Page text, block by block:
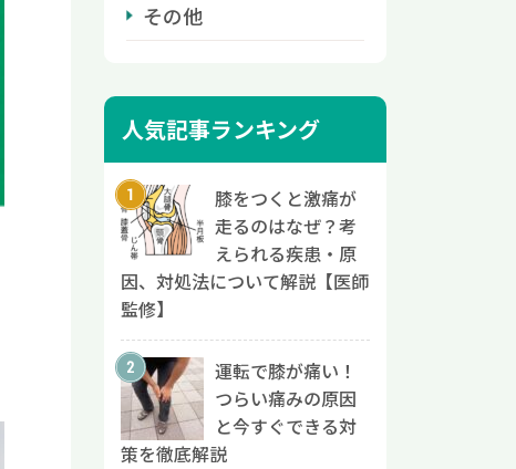
その他
人気記事ランキング
膝をつくと激痛が
走るのはなぜ？考
えられる疾患・原
因、対処法について解説【医師
監修】
運転で膝が痛い！
つらい痛みの原因
と今すぐできる対
策を徹底解説